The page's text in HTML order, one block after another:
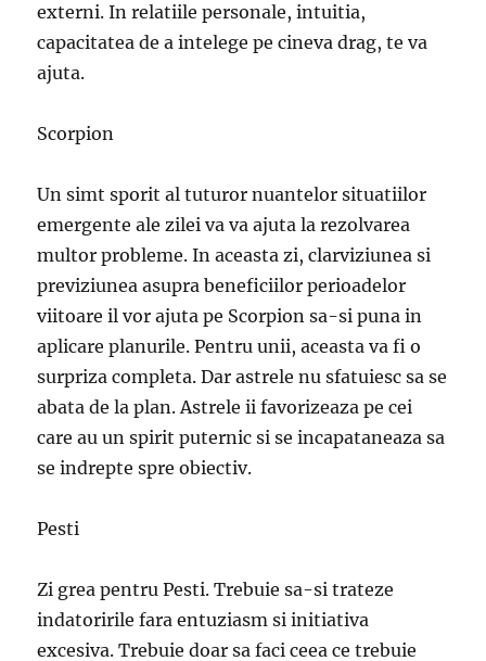
externi. In relatiile personale, intuitia,
capacitatea de a intelege pe cineva drag, te va
ajuta.
Scorpion
Un simt sporit al tuturor nuantelor situatiilor
emergente ale zilei va va ajuta la rezolvarea
multor probleme. In aceasta zi, clarviziunea si
previziunea asupra beneficiilor perioadelor
viitoare il vor ajuta pe Scorpion sa-si puna in
aplicare planurile. Pentru unii, aceasta va fi o
surpriza completa. Dar astrele nu sfatuiesc sa se
abata de la plan. Astrele ii favorizeaza pe cei
care au un spirit puternic si se incapataneaza sa
se indrepte spre obiectiv.
Pesti
Zi grea pentru Pesti. Trebuie sa-si trateze
indatoririle fara entuziasm si initiativa
excesiva. Trebuie doar sa faci ceea ce trebuie